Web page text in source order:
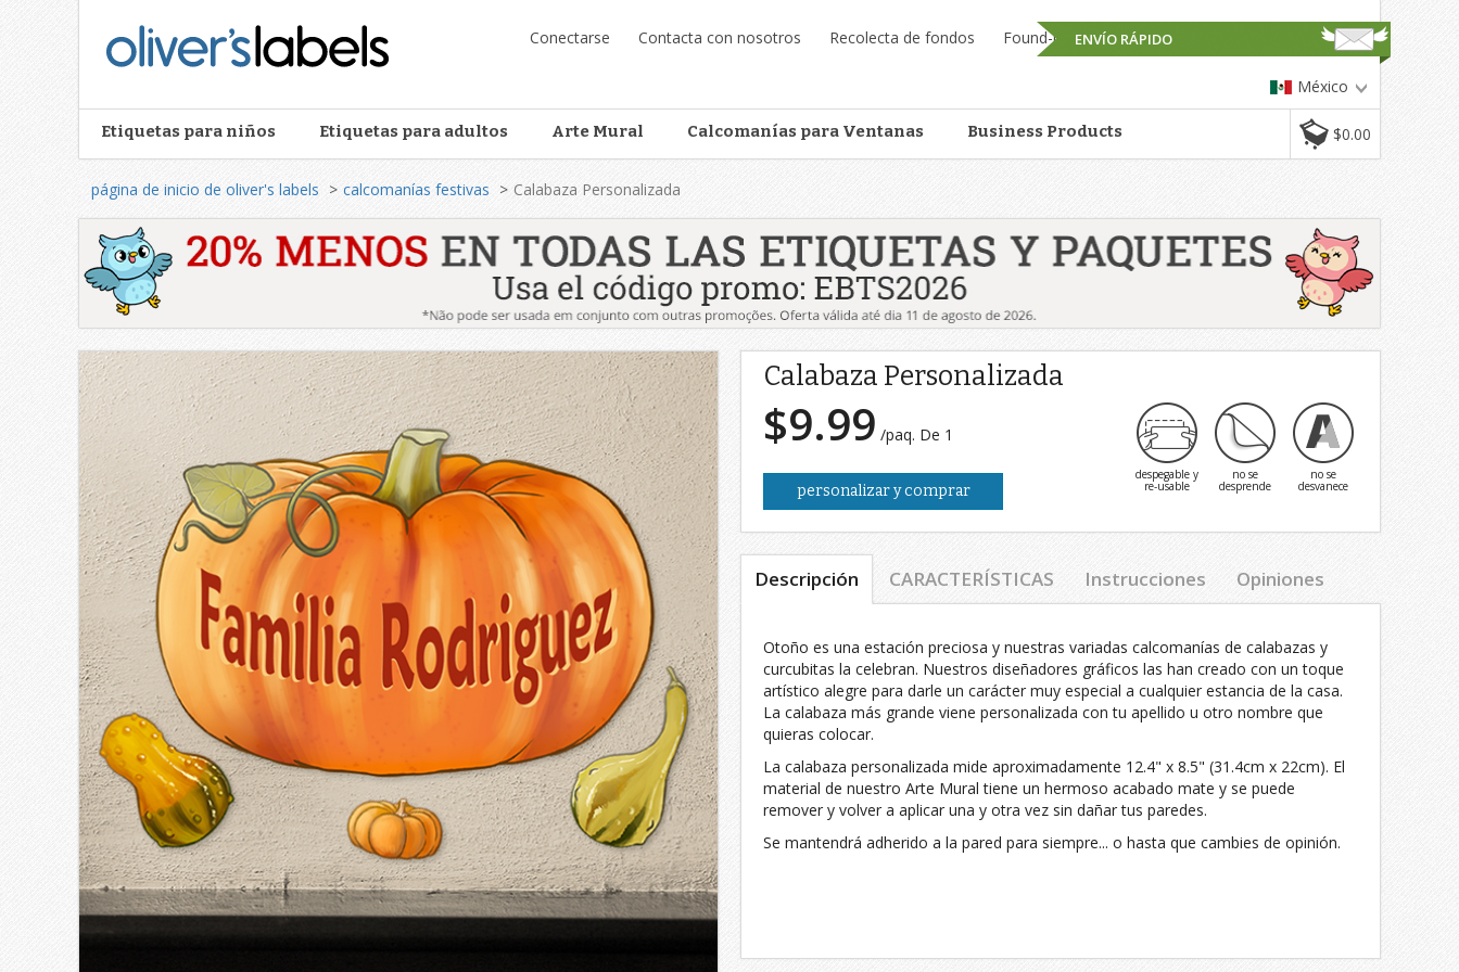
Conectarse Contacta con nosotros Recolecta de fondos Found-it™
México
Etiquetas para niños Etiquetas para adultos Arte Mural Calcomanías para Ventanas Business Products $0.00
ENVÍO RÁPIDO
página de inicio de oliver's labels calcomanías festivas Calabaza Personalizada
Calabaza Personalizada
$9.99 /paq. De 1
personalizar y comprar
despegable y
re-usable
no se
desprende
no se
desvanece
Descripción CARACTERÍSTICAS Instrucciones Opiniones
Otoño es una estación preciosa y nuestras variadas calcomanías de calabazas y
curcubitas la celebran. Nuestros diseñadores gráficos las han creado con un toque
artístico alegre para darle un carácter muy especial a cualquier estancia de la casa.
La calabaza más grande viene personalizada con tu apellido u otro nombre que
quieras colocar.
La calabaza personalizada mide aproximadamente 12.4" x 8.5" (31.4cm x 22cm). El
material de nuestro Arte Mural tiene un hermoso acabado mate y se puede
remover y volver a aplicar una y otra vez sin dañar tus paredes.
Se mantendrá adherido a la pared para siempre... o hasta que cambies de opinión.